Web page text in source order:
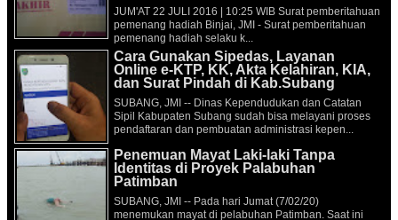
JUM'AT 22 JULI 2016 | 10:25 WIB Surat pemberitahuan
pemenang hadiah Binjai, JMI - Surat pemberitahuan
pemenang hadiah selaku k...
Cara Gunakan Sipedas, Layanan
Online e-KTP, KK, Akta Kelahiran, KIA,
dan Surat Pindah di Kab.Subang
SUBANG, JMI -- Dinas Kependudukan dan Catatan
Sipil Kabupaten Subang sudah bisa melayani proses
pendaftaran dan pembuatan administrasi kepen...
Penemuan Mayat Laki-laki Tanpa
Identitas di Proyek Palabuhan
Patimban
SUBANG, JMI -- Pada hari Jumat (7/02/20)
menemukan mayat di pelabuhan Patimban. Saat ini